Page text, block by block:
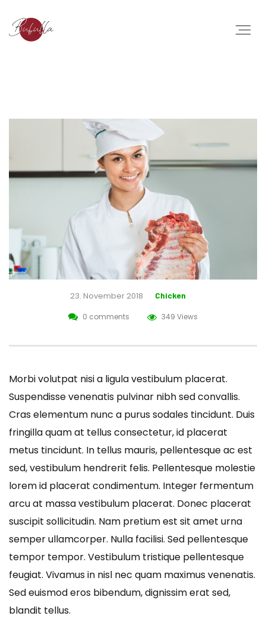
23. November 2018 Chicken
0 comments 349 Views
Morbi volutpat nisi a ligula vestibulum placerat.
Suspendisse venenatis pulvinar nibh sed convallis.
Cras elementum nunc a purus sodales tincidunt. Duis
fringilla quam at tellus consectetur, id placerat
metus tincidunt. In tellus mauris, pellentesque ac est
sed, vestibulum hendrerit felis. Pellentesque molestie
lorem id placerat condimentum. Integer fermentum
arcu at massa vestibulum placerat. Donec placerat
suscipit sollicitudin. Nam pretium est sit amet urna
semper ullamcorper. Nulla facilisi. Sed pellentesque
tempor tempor. Vestibulum tristique pellentesque
feugiat. Vivamus in nisl nec quam maximus venenatis.
Sed euismod eros bibendum, dignissim erat sed,
blandit tellus.